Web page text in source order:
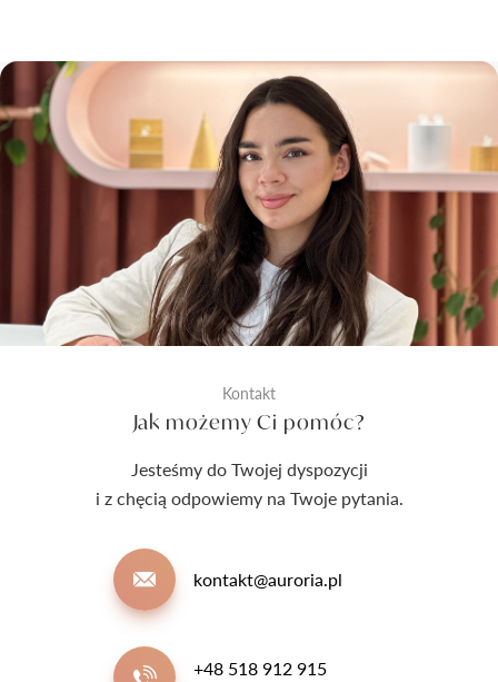
Kontakt
Jak możemy Ci pomóc?
Jesteśmy do Twojej dyspozycji
i z chęcią odpowiemy na Twoje pytania.
kontakt@auroria.pl
+48 518 912 915